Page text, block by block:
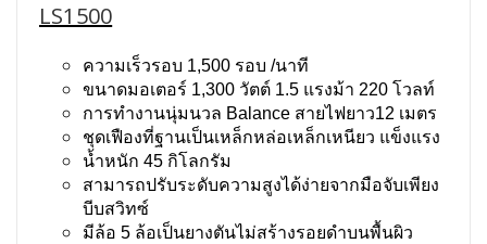
LS1500
ความเร็วรอบ 1,500 รอบ /นาที
ขนาดมอเตอร์ 1,300 วัตต์ 1.5 แรงม้า 220 โวลท์
การทำงานนุ่มนวล Balance สายไฟยาว12 เมตร
ชุดเฟืองที่ฐานเป็นเหล็กหล่อเหล็กเหนียว แข็งแรง
น้ำหนัก 45 กิโลกรัม
สามารถปรับระดับความสูงได้ง่ายจากมือจับเพียง
บีบสวิทซ์
มีล้อ 5 ล้อเป็นยางตันไม่สร้างรอยดำบนพื้นผิว